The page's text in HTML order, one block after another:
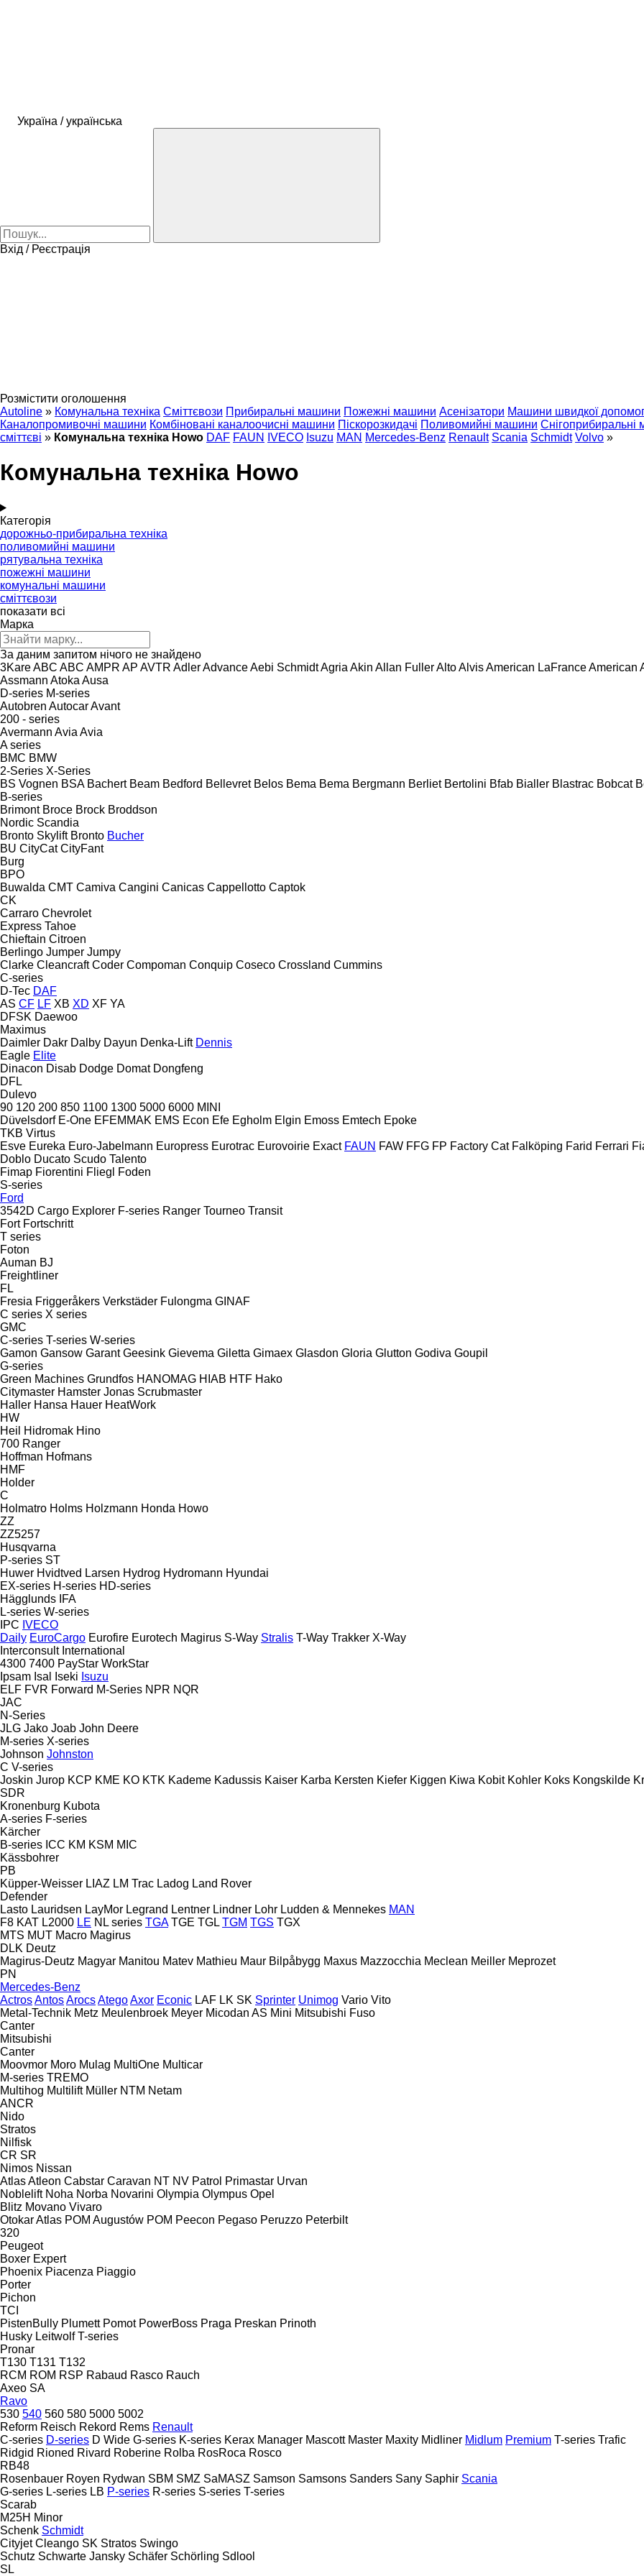
Україна / українська
Вхід / Реєстрація
Розмістити оголошення
Autoline » Комунальна техніка Сміттєвози Прибиральні машини Пожежні машини Асенізатори Машини швидкої
Каналопромивочні машини Комбіновані каналоочисні машини Піскорозкидачі Поливомийні машини Снігоприбиральні
сміттєві » Комунальна техніка Howo DAF FAUN IVECO Isuzu MAN Mercedes-Benz Renault Scania Schmidt Volvo »
Комунальна техніка Howo
Категорія
дорожньо-прибиральна техніка
поливомийні машини
рятувальна техніка
пожежні машини
комунальні машини
сміттєвози
показати всі
Марка
За даним запитом нічого не знайдено
3KareABC ABC AMPR AP AVTR AdlerAdvanceAebi SchmidtAgria Akin Allan FullerAltoAlvisAmerican LaFranceAmerican
Assmann Atoka Ausa
D-series M-series
Autobren AutocarAvant
200 - series
Avermann Avia Avia
A series
BMC BMW
2-Series X-Series
BS Vognen BSA Bachert Beam Bedford Bellevret Belos Bema Bema Bergmann Berliet Bertolini Bfab Bialler Blastrac Bobcat
B-series
Brimont Broce Brock Broddson
Nordic Scandia
Bronto Skylift Bronto Bucher
BU CityCat CityFant
Burg
BPO
Buwalda CMT Camiva Cangini Canicas Cappellotto Captok
CK
Carraro Chevrolet
Express Tahoe
Chieftain Citroen
Berlingo Jumper Jumpy
Clarke Cleancraft Coder Compoman Conquip Coseco Crossland Cummins
C-series
D-Tec DAF
AS CF LF XB XD XF YA
DFSK Daewoo
Maximus
Daimler Dakr Dalby Dayun Denka-Lift Dennis
Eagle Elite
Dinacon Disab Dodge Domat Dongfeng
DFL
Dulevo
90 120 200 850 1100 1300 5000 6000 MINI
Düvelsdorf E-One EFEMMAK EMS Econ Efe Egholm Elgin Emoss Emtech Epoke
TKB Virtus
Esve Eureka Euro-Jabelmann Europress Eurotrac Eurovoirie Exact FAUN FAW FFG FP Factory Cat Falköping Farid Ferrari
Doblo Ducato Scudo Talento
Fimap Fiorentini Fliegl
Foden
S-series
Ford
3542D Cargo Explorer F-series Ranger Tourneo Transit
Fort Fortschritt
T series
Foton
Auman BJ
Freightliner
FL
Fresia Friggeråkers Verkstäder Fulongma GINAF
C series X series
GMC
C-series T-series W-series
Gamon Gansow Garant Geesink Gievema Giletta Gimaex Glasdon Gloria Glutton Godiva Goupil
G-series
Green Machines Grundfos HANOMAG HIAB HTF Hako
Citymaster Hamster Jonas Scrubmaster
Haller Hansa Hauer HeatWork
HW
Heil
Hidromak Hino
700 Ranger
Hoffman Hofmans
HMF
Holder
C
Holmatro Holms Holzmann Honda Howo
ZZ
ZZ5257
Husqvarna
P-series ST
Huwer Hvidtved Larsen Hydrog Hydromann Hyundai
EX-series H-series HD-series
Hägglunds IFA
L-series W-series
IPC IVECO
Daily EuroCargo Eurofire Eurotech Magirus S-Way Stralis T-Way Trakker X-Way
Interconsult International
4300 7400 PayStar WorkStar
Ipsam Isal Iseki Isuzu
ELF FVR Forward M-Series NPR NQR
JAC
N-Series
JLG Jako Joab John Deere
M-series X-series
Johnson Johnston
C V-series
Joskin Jurop KCP KME KO KTK Kademe Kadussis Kaiser Karba Kersten Kiefer Kiggen Kiwa Kobit Kohler Koks Kongskilde
SDR
Kronenburg Kubota
A-series F-series
Kärcher
B-series ICC KM KSM MIC
Kässbohrer
PB
Küpper-Weisser LIAZ LM Trac Ladog Land Rover
Defender
Lasto Lauridsen LayMor Legrand Lentner Lindner Lohr Ludden & Mennekes MAN
F8 KAT L2000 LE NL series TGA TGE TGL TGM TGS TGX
MTS MUT Macro Magirus
DLK Deutz
Magirus-Deutz Magyar Manitou Matev Mathieu Maur Bilpåbygg Maxus Mazzocchia Meclean Meiller Meprozet
PN
Mercedes-Benz
ActrosAntosArocsAtegoAxor Econic LAF LK SK Sprinter Unimog Vario Vito
Metal-Technik Metz Meulenbroek Meyer Micodan AS Mini Mitsubishi Fuso
Canter
Mitsubishi
Canter
Moovmor Moro Mulag MultiOne Multicar
M-series TREMO
Multihog Multilift Müller NTM Netam
ANCR
Nido
Stratos
Nilfisk
CR SR
Nimos Nissan
AtlasAtleon Cabstar Caravan NT NV Patrol Primastar Urvan
Noblelift Noha Norba Novarini Olympia Olympus Opel
Blitz Movano Vivaro
Otokar Atlas POM Augustów POM Peecon Pegaso Peruzzo Peterbilt
320
Peugeot
Boxer Expert
Phoenix Piacenza Piaggio
Porter
Pichon
TCI
PistenBully Plumett Pomot PowerBoss Praga Preskan Prinoth
Husky Leitwolf T-series
Pronar
T130 T131 T132
RCM ROM RSP Rabaud Rasco Rauch
Axeo SA
Ravo
530 540 560 580 5000 5002
Reform Reisch Rekord Rems Renault
C-series D-series D Wide G-series K-series Kerax Manager Mascott Master Maxity Midliner Midlum Premium T-series Trafic
Ridgid Rioned Rivard Roberine Rolba RosRoca Rosco
RB48
Rosenbauer Royen Rydwan SBM SMZ SaMASZ Samson Samsons Sanders Sany Saphir Scania
G-series L-series LB P-series R-series S-series T-series
Scarab
M25H Minor
Schenk Schmidt
Cityjet Cleango SK Stratos Swingo
Schutz Schwarte Jansky Schäfer Schörling Sdlool
SL